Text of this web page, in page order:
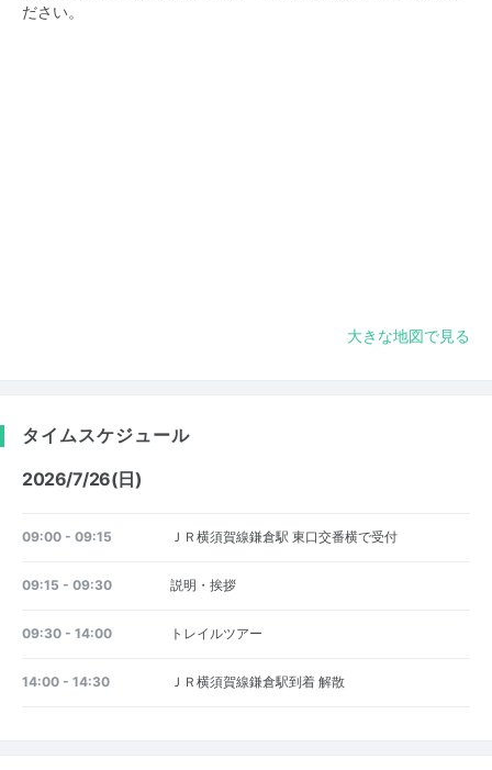
ださい。
大きな地図で見る
タイムスケジュール
2026/7/26(日)
09:00 - 09:15 ＪＲ横須賀線鎌倉駅 東口交番横で受付
09:15 - 09:30 説明・挨拶
09:30 - 14:00 トレイルツアー
14:00 - 14:30 ＪＲ横須賀線鎌倉駅到着 解散